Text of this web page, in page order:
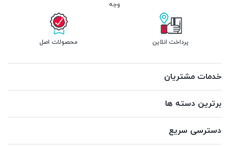
وجه
پرداخت انلاین محصولات اصل
خدمات مشتریان
برترین دسته ها
دسترسی سریع